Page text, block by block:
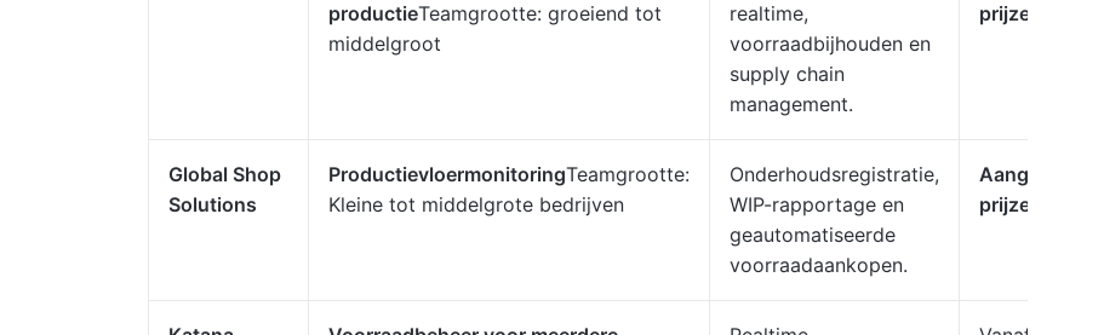
productieTeamgrootte: groeiend tot
middelgroot
realtime,
voorraadbijhouden en
supply chain
management.
prijzen
Global Shop
Solutions
ProductievloermonitoringTeamgrootte:
Kleine tot middelgrote bedrijven
Onderhoudsregistratie,
WIP-rapportage en
geautomatiseerde
voorraadaankopen.
Aangepaste
prijzen